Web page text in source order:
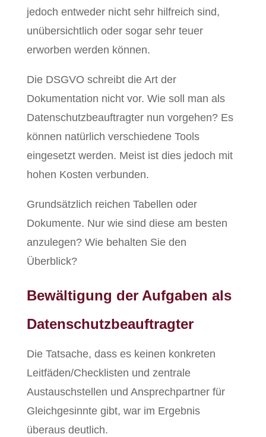
jedoch entweder nicht sehr hilfreich sind,
unübersichtlich oder sogar sehr teuer
erworben werden können.
Die DSGVO schreibt die Art der
Dokumentation nicht vor. Wie soll man als
Datenschutzbeauftragter nun vorgehen? Es
können natürlich verschiedene Tools
eingesetzt werden. Meist ist dies jedoch mit
hohen Kosten verbunden.
Grundsätzlich reichen Tabellen oder
Dokumente. Nur wie sind diese am besten
anzulegen? Wie behalten Sie den
Überblick?
Bewältigung der Aufgaben als
Datenschutzbeauftragter
Die Tatsache, dass es keinen konkreten
Leitfäden/Checklisten und zentrale
Austauschstellen und Ansprechpartner für
Gleichgesinnte gibt, war im Ergebnis
überaus deutlich.